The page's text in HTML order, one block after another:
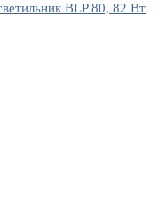
BLP 80, 82 Вт